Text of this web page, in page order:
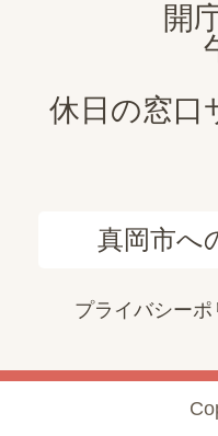
開
休日の窓口
真岡市へ
プライバシーポ